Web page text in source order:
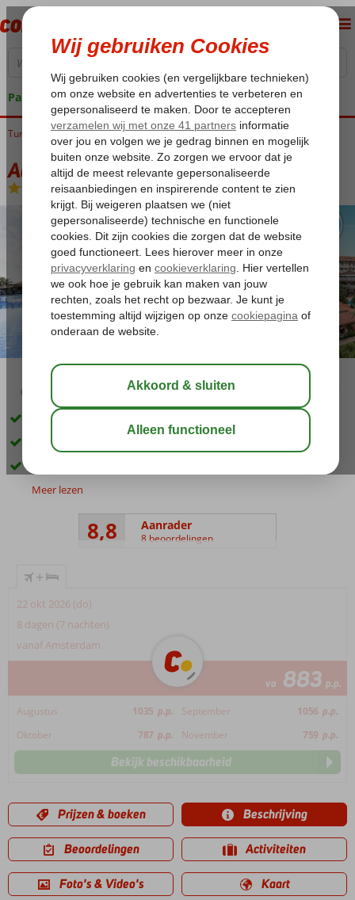
Pakketgarantie
Home
Turkije Turkse Riviera Side Evrenseki Adalya Art Side
Adalya Art Side
Ultra All Inclusive-Hotel
03:45 aug 33°C
Zeer goede service
4 à-la-carterestaurants
Meer lezen
8,8 Aanrader
8 beoordelingen
+
22 okt 2026 (do)
8 dagen (7 nachten)
vanaf Amsterdam
va 883 p.p.
Augustus 1035 p.p. September 1056 p.p.
Oktober
787 p.p. November 759 p.p.
Bekijk beschikbaarheid
Prijzen & boeken Beschrijving
Beoordelingen Activiteiten
Foto's & Video's Kaart